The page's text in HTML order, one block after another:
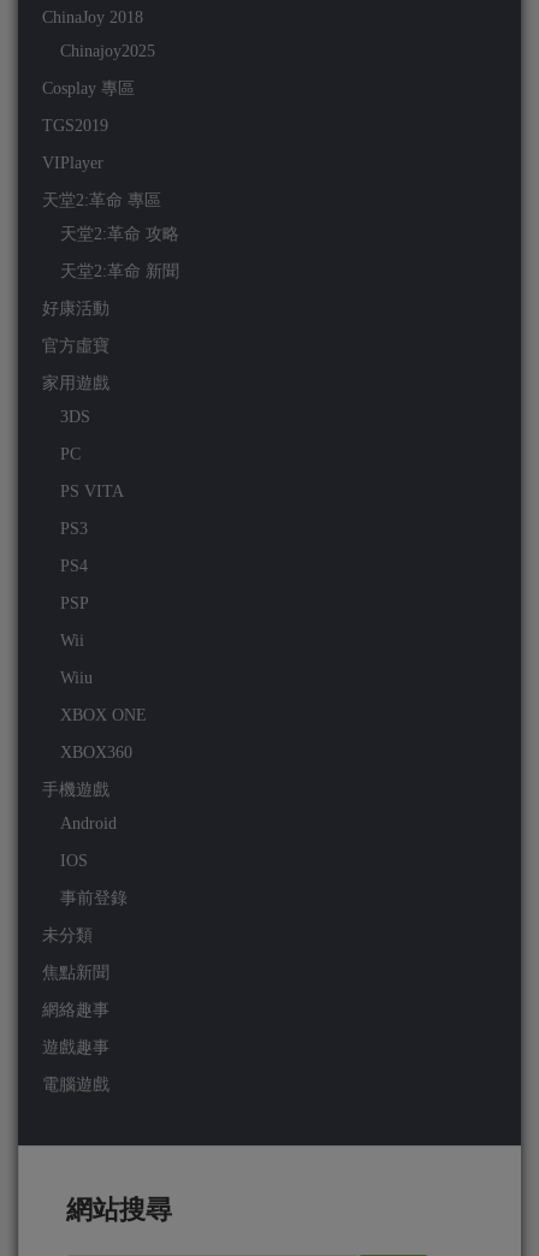
ChinaJoy 2018
Chinajoy2025
Cosplay 專區
TGS2019
VIPlayer
天堂2:革命 專區
天堂2:革命 攻略
天堂2:革命 新聞
好康活動
官方虛寶
家用遊戲
3DS
PC
PS VITA
PS3
PS4
PSP
Wii
Wiiu
XBOX ONE
XBOX360
手機遊戲
Android
IOS
事前登錄
未分類
焦點新聞
網絡趣事
遊戲趣事
電腦遊戲
網站搜尋